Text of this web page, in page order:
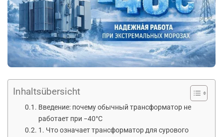
Inhaltsübersicht
Введение: почему обычный трансформатор не
работает при −40°C
1. Что означает трансформатор для сурового